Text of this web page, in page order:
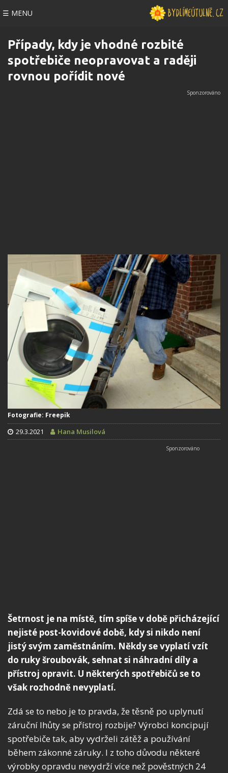
☰ MENU
Případy, kdy je vhodné rozbité
spotřebiče neopravovat a raději
rovnou pořídit nové
Fotografie: Freepik
29.3.2021 Hana Musilová
Šetrnost je na místě, tím spíše v době přicházející
nejisté post-kovidové době, kdy si nikdo není
jistý svým zaměstnáním. Někdy se vyplatí vzít
do ruky šroubovák, sehnat si náhradní díly a
přístroj opravit. U některých spotřebičů se to
však rozhodně nevyplatí.
Zdá se to nebo je to pravda, že těsně po uplynutí
záruční lhůty se přístroj rozbije? Výrobci koncipují
spotřebiče tak, aby vydrželi zátěž a používání
během zákonné záruky. I z toho důvodu některé
výrobky opravdu nevydrží více než pověstných 24